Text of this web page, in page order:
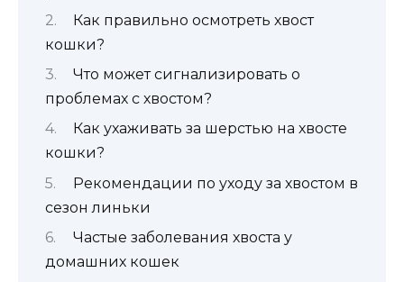
Как правильно осмотреть хвост
кошки?
Что может сигнализировать о
проблемах с хвостом?
Как ухаживать за шерстью на хвосте
кошки?
Рекомендации по уходу за хвостом в
сезон линьки
Частые заболевания хвоста у
домашних кошек